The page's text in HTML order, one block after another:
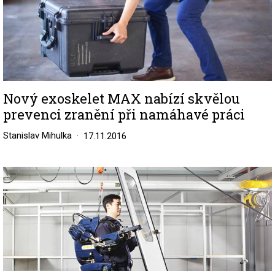
Nový exoskelet MAX nabízí skvělou
prevenci zranění při namáhavé práci
Stanislav Mihulka 17.11.2016
Image